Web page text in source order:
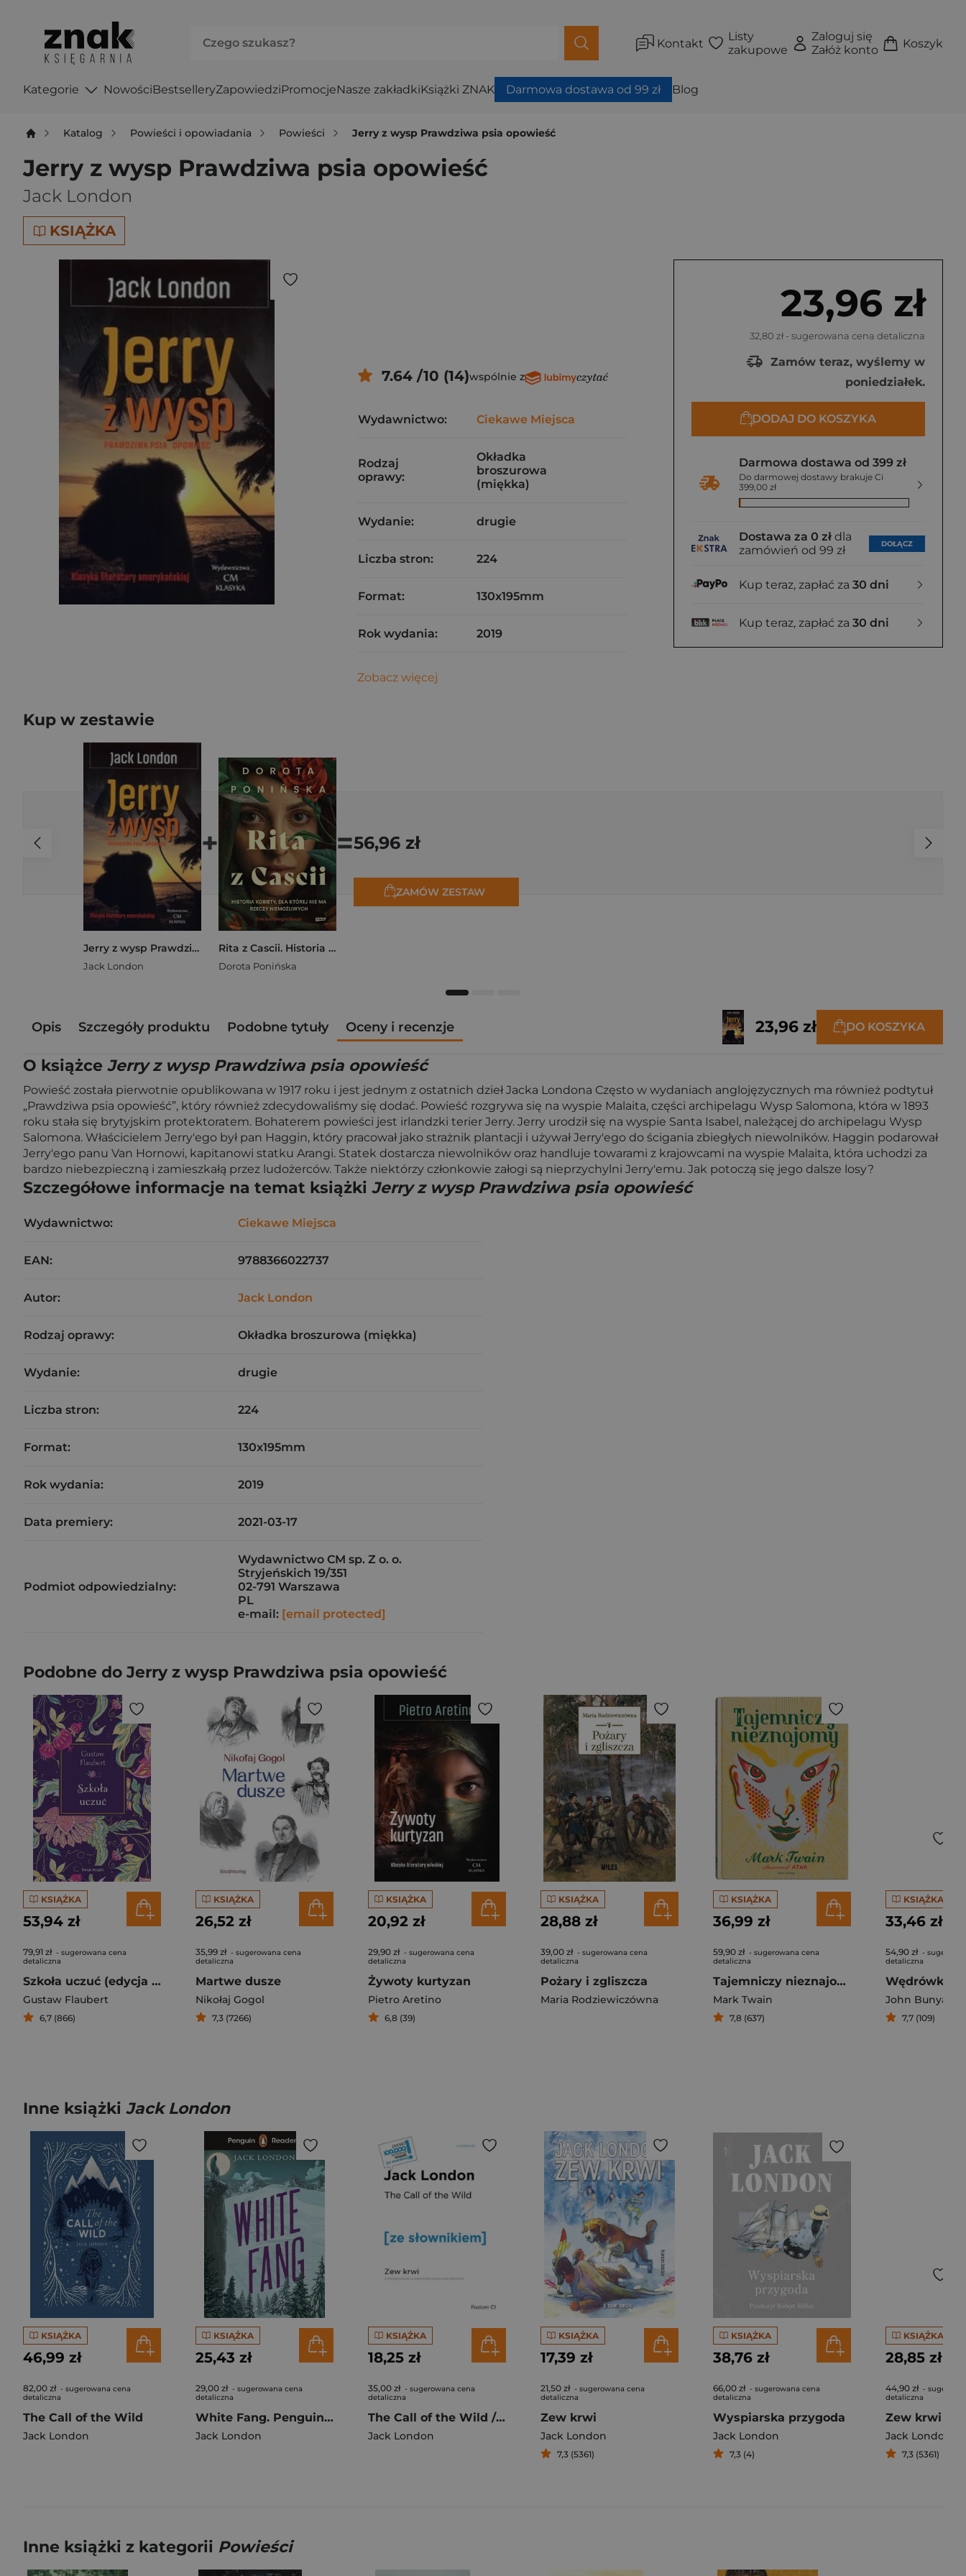
Kontakt
Listy
zakupowe
Zaloguj się
Załóż konto
Koszyk
Kategorie NowościBestselleryZapowiedziPromocjeNasze zakładkiKsiążki ZNAK Darmowa dostawa od 99 zł Blog
Katalog Powieści i opowiadania Powieści Jerry z wysp Prawdziwa psia opowieść
Jerry z wysp Prawdziwa psia opowieść
Jack London
KSIĄŻKA
23,96 zł
32,80 zł - sugerowana cena detaliczna
Zamów teraz, wyślemy w
poniedziałek.
DODAJ DO KOSZYKA
Darmowa dostawa od 399 zł
Do darmowej dostawy brakuje Ci
399,00 zł
Dostawa za 0 zł dla
zamówień od 99 zł
DOŁĄCZ
Kup teraz, zapłać za 30 dni
Kup teraz, zapłać za 30 dni
7.64 /10 (14)wspólnie z
Wydawnictwo: Ciekawe Miejsca
Rodzaj
oprawy:
Okładka
broszurowa
(miękka)
Wydanie: drugie
Liczba stron: 224
Format: 130x195mm
Rok wydania: 2019
Zobacz więcej
Kup w zestawie
Jerry z wysp Prawdziwa psia opowieść
Jack London
+
Rita z Cascii. Historia kobiety, dla której nie ma rzeczy niemożliwych
Dorota Ponińska
=56,96 zł
ZAMÓW ZESTAW
Opis Szczegóły produktu Podobne tytuły Oceny i recenzje 23,96 zł DO KOSZYKA
O książce Jerry z wysp Prawdziwa psia opowieść
Powieść została pierwotnie opublikowana w 1917 roku i jest jednym z ostatnich dzieł Jacka Londona Często w wydaniach anglojęzycznych ma również podtytuł
„Prawdziwa psia opowieść”, który również zdecydowaliśmy się dodać. Powieść rozgrywa się na wyspie Malaita, części archipelagu Wysp Salomona, która w 1893
roku stała się brytyjskim protektoratem. Bohaterem powieści jest irlandzki terier Jerry. Jerry urodził się na wyspie Santa Isabel, należącej do archipelagu Wysp
Salomona. Właścicielem Jerry'ego był pan Haggin, który pracował jako strażnik plantacji i używał Jerry'ego do ścigania zbiegłych niewolników. Haggin podarował
Jerry'ego panu Van Hornowi, kapitanowi statku Arangi. Statek dostarcza niewolników oraz handluje towarami z krajowcami na wyspie Malaita, która uchodzi za
bardzo niebezpieczną i zamieszkałą przez ludożerców. Także niektórzy członkowie załogi są nieprzychylni Jerry'emu. Jak potoczą się jego dalsze losy?
Szczegółowe informacje na temat książki Jerry z wysp Prawdziwa psia opowieść
Wydawnictwo: Ciekawe Miejsca
EAN: 9788366022737
Autor: Jack London
Rodzaj oprawy: Okładka broszurowa (miękka)
Wydanie: drugie
Liczba stron: 224
Format: 130x195mm
Rok wydania: 2019
Data premiery: 2021-03-17
Podmiot odpowiedzialny:
Wydawnictwo CM sp. Z o. o.
Stryjeńskich 19/351
02-791 Warszawa
PL
e-mail: [email protected]
Podobne do Jerry z wysp Prawdziwa psia opowieść
KSIĄŻKA
53,94 zł
79,91 zł - sugerowana cena
detaliczna
Szkoła uczuć (edycja kolekcjonerska)
Gustaw Flaubert
6,7 (866)
KSIĄŻKA
26,52 zł
35,99 zł - sugerowana cena
detaliczna
Martwe dusze
Nikołaj Gogol
7,3 (7266)
KSIĄŻKA
20,92 zł
29,90 zł - sugerowana cena
detaliczna
Żywoty kurtyzan
Pietro Aretino
6,8 (39)
KSIĄŻKA
28,88 zł
39,00 zł - sugerowana cena
detaliczna
Pożary i zgliszcza
Maria Rodziewiczówna
KSIĄŻKA
36,99 zł
59,90 zł - sugerowana cena
detaliczna
Tajemniczy nieznajomy
Mark Twain
7,8 (637)
KSIĄŻKA
33,46 zł
54,90 zł -
detaliczna
Wędrówka
John Bunyan
7,7 (109)
Inne książki Jack London
KSIĄŻKA
46,99 zł
82,00 zł - sugerowana cena
detaliczna
The Call of the Wild
Jack London
KSIĄŻKA
25,43 zł
29,00 zł - sugerowana cena
detaliczna
White Fang. Penguin Readers Level 6 wer. angielska
Jack London
KSIĄŻKA
18,25 zł
35,00 zł - sugerowana cena
detaliczna
The Call of the Wild / Zew krwi z podręcznym słownikiem angielsko-polskim Poziom C1
Jack London
KSIĄŻKA
17,39 zł
21,50 zł - sugerowana cena
detaliczna
Zew krwi
Jack London
7,3 (5361)
KSIĄŻKA
38,76 zł
66,00 zł - sugerowana cena
detaliczna
Wyspiarska przygoda
Jack London
7,3 (4)
KSIĄŻKA
28,85 zł
44,90 zł -
detaliczna
Zew krwi
Jack London
7,3 (5361)
Inne książki z kategorii Powieści